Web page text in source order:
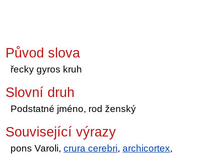
Původ slova
řecky gyros kruh
Slovní druh
Podstatné jméno, rod ženský
Související výrazy
pons Varoli,crura cerebri,archicortex,